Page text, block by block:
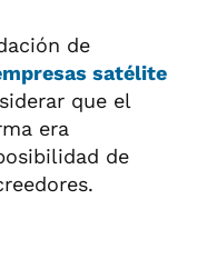
de
satélite
que el
era
de